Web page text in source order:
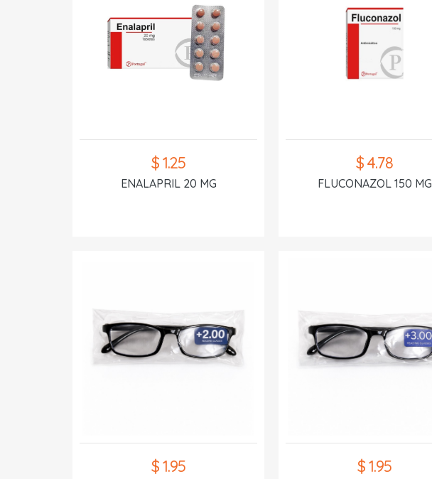
$ 1.25
ENALAPRIL 20 MG
$ 4.78
FLUCONAZOL 150 MG
$ 1.95 $ 1.95